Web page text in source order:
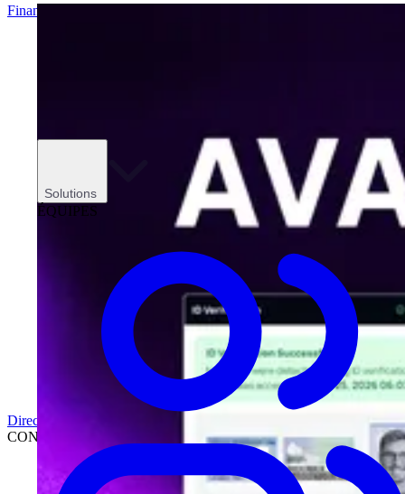
Solutions
ÉQUIPES
Finance
Direction
CONCESSIONNAIRES